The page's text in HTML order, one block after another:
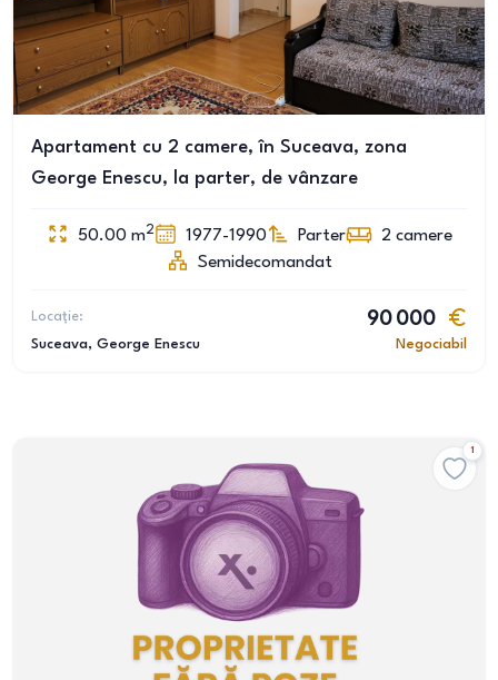
Apartament cu 2 camere, în Suceava, zona
George Enescu, la parter, de vânzare
50.00 m2 1977-1990 Parter 2 camere
Semidecomandat
Locație:
Suceava, George Enescu
90 000
Negociabil
1